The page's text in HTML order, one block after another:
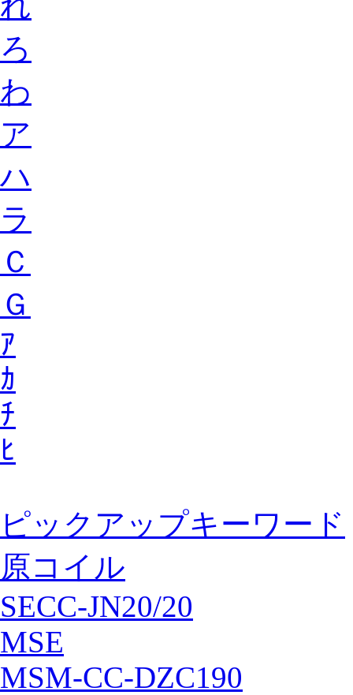
ろ
わ
ア
ハ
ラ
Ｃ
Ｇ
ｱ
ｶ
ﾁ
ﾋ
ピックアップキーワード
原コイル
SECC-JN20/20
MSE
MSM-CC-DZC190